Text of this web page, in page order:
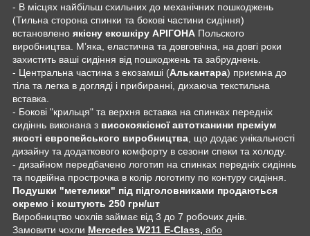
- В місцях найбільш схильних до механічних пошкоджень
(Тильна сторона спинки та бокові частини сидіння)
встановлено якісну екошкіру АРІГОНА Польского
виробництва. Мʼяка, еластична та довговічна, на довгі роки
захистить ваші сидіння від пошкоджень та забруднень.
- Центральна частина з екозамші (Алькантара) приємна до
тіла та легка в догляді і прибиранні, дихаюча текстильна
вставка.
- Бокові "крильця" та верхня вставка на спинках передніх
сидіннь виконана з високоякісної автотканини преміум
якості европейського виробництва , що додає унікальності
дизайну та додаткового комфорту в сезони спеки та холоду.
- дизайном передбачено логотип на спинках передніх сидіннь
та подвійна прострочка в колір логотипу по контуру сидіння.
Подушки "метелики" під підголовниками продаються
окремо і коштують 250 грн/шт
Виробництво чохлів займає від 3 до 7 робочих днів.
Замовити чохли Mercedes W211 E-Class, або